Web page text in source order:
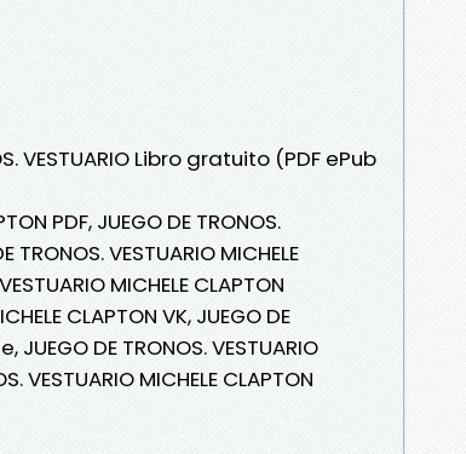
VESTUARIO Libro gratuito (PDF ePub
PDF, JUEGO DE TRONOS.
TRONOS. VESTUARIO MICHELE
MICHELE CLAPTON
CLAPTON VK, JUEGO DE
JUEGO DE TRONOS. VESTUARIO
VESTUARIO MICHELE CLAPTON